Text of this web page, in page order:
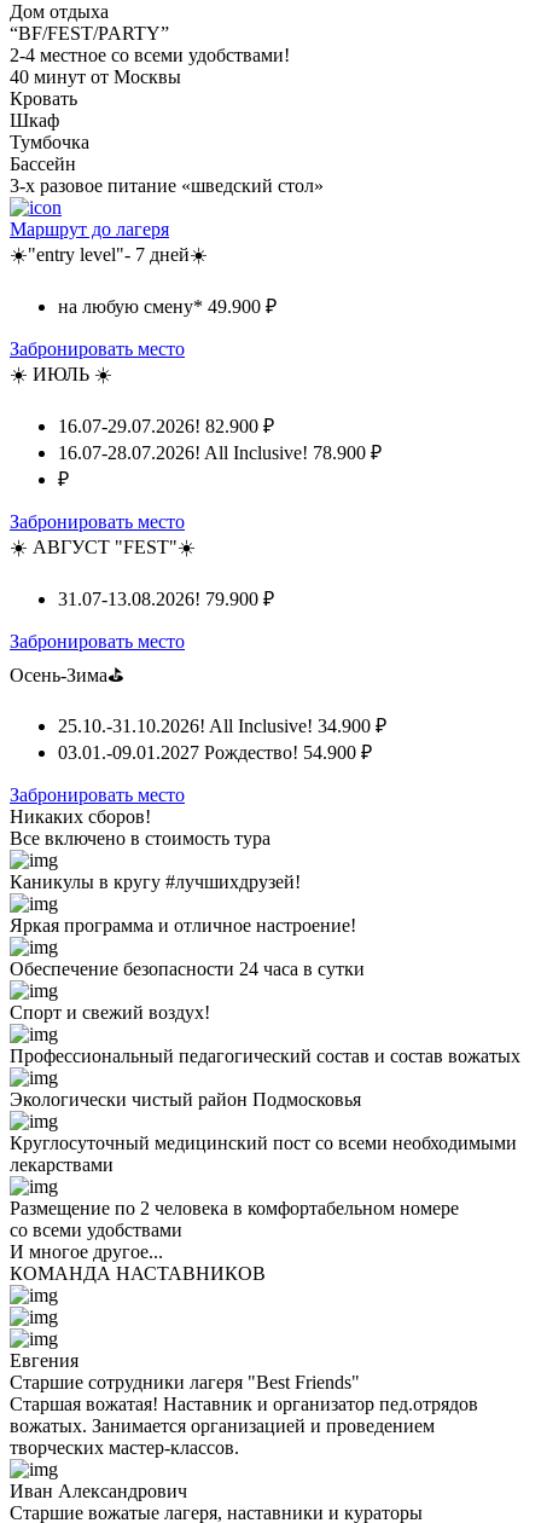
Дом отдыха
“BF/FEST/PARTY”
2-4 местное со всеми удобствами!
40 минут от Москвы
Кровать
Шкаф
Тумбочка
Бассейн
3-х разовое питание «шведский стол»
Маршрут до лагеря
☀️"entry level"- 7 дней☀️
на любую смену* 49.900 ₽
Забронировать место
☀️ ИЮЛЬ ☀️
16.07-29.07.2026! 82.900 ₽
16.07-28.07.2026! All Inclusive! 78.900 ₽
₽
Забронировать место
☀️ АВГУСТ "FEST"☀️
31.07-13.08.2026! 79.900 ₽
Забронировать место
Осень-Зима⛳
25.10.-31.10.2026! All Inclusive! 34.900 ₽
03.01.-09.01.2027 Рождество! 54.900 ₽
Забронировать место
Никаких сборов!
Все включено в стоимость тура
Каникулы в кругу #лучшихдрузей!
Яркая программа и отличное настроение!
Обеспечение безопасности 24 часа в сутки
Спорт и свежий воздух!
Профессиональный педагогический состав и состав вожатых
Экологически чистый район Подмосковья
Круглосуточный медицинский пост со всеми необходимыми
лекарствами
Размещение по 2 человека в комфортабельном номере
со всеми удобствами
И многое другое...
КОМАНДА НАСТАВНИКОВ
Евгения
Старшие сотрудники лагеря "Best Friends"
Старшая вожатая! Наставник и организатор пед.отрядов
вожатых. Занимается организацией и проведением
творческих мастер-классов.
Иван Александрович
Старшие вожатые лагеря, наставники и кураторы